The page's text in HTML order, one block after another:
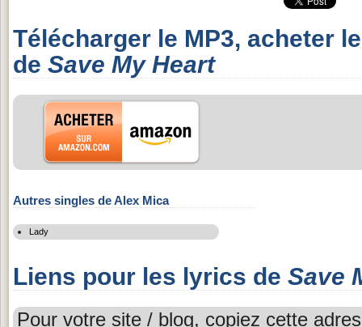
Télécharger le MP3, acheter
de Save My Heart
Autres singles de Alex Mica
Lady
Liens pour les lyrics de Save
Pour votre site / blog, copiez cette